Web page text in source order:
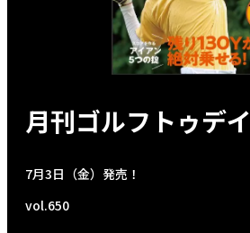
月刊ゴルフトゥデイ
7月3日（金）発売！
vol.650